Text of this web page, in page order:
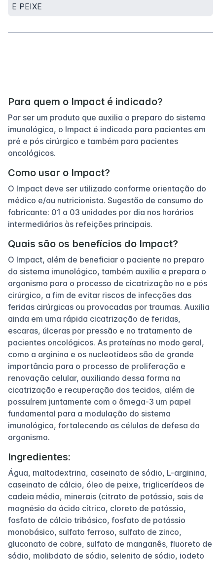
E PEIXE
Para quem o Impact é indicado?
Por ser um produto que auxilia o preparo do sistema
imunológico, o Impact é indicado para pacientes em
pré e pós cirúrgico e também para pacientes
oncológicos.
Como usar o Impact?
O Impact deve ser utilizado conforme orientação do
médico e/ou nutricionista. Sugestão de consumo do
fabricante: 01 a 03 unidades por dia nos horários
intermediários às refeições principais.
Quais são os benefícios do Impact?
O Impact, além de beneficiar o paciente no preparo
do sistema imunológico, também auxilia e prepara o
organismo para o processo de cicatrização no e pós
cirúrgico, a fim de evitar riscos de infecções das
feridas cirúrgicas ou provocadas por traumas. Auxilia
ainda em uma rápida cicatrização de feridas,
escaras, úlceras por pressão e no tratamento de
pacientes oncológicos. As proteínas no modo geral,
como a arginina e os nucleotídeos são de grande
importância para o processo de proliferação e
renovação celular, auxiliando dessa forma na
cicatrização e recuperação dos tecidos, além de
possuírem juntamente com o ômega-3 um papel
fundamental para a modulação do sistema
imunológico, fortalecendo as células de defesa do
organismo.
Ingredientes:
Água, maltodextrina, caseinato de sódio, L-arginina,
caseinato de cálcio, óleo de peixe, triglicerídeos de
cadeia média, minerais (citrato de potássio, sais de
magnésio do ácido cítrico, cloreto de potássio,
fosfato de cálcio tribásico, fosfato de potássio
monobásico, sulfato ferroso, sulfato de zinco,
gluconato de cobre, sulfato de manganês, fluoreto de
sódio, molibdato de sódio, selenito de sódio, iodeto